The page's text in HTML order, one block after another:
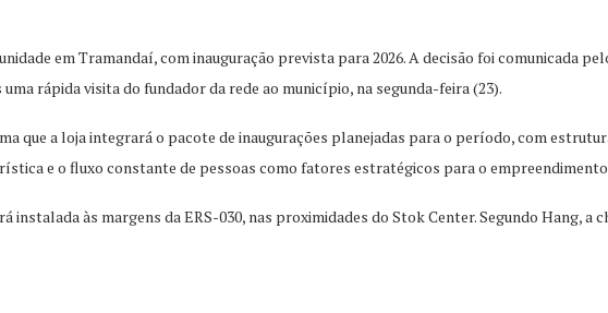
em Tramandaí, com inauguração prevista para 2026. A decisão foi comunicada
rápida visita do fundador da rede ao município, na segunda-feira (23).
que a loja integrará o pacote de inaugurações planejadas para o período, com
e o fluxo constante de pessoas como fatores estratégicos para o
instalada às margens da ERS-030, nas proximidades do Stok Center. Segundo Hang, a